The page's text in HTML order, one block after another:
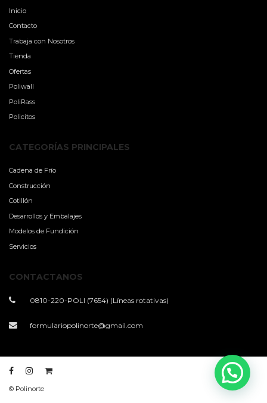
Inicio
Contacto
Trabaja con Nosotros
Tienda
Ofertas
Poliwall
PoliRass
Policitos
CATEGORÍAS PRINCIPALES
Cadena de Frío
Construcción
Cotillón
Desarrollos y Embalajes
Modelos de Fundición
Servicios
CONTACTANOS
0810-220-POLI (7654) (Líneas rotativas)
formulariopolinorte@gmail.com
© Polinorte